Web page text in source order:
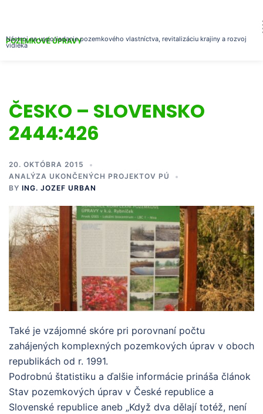
POZEMKOVÉ ÚPRAVY
Nástroj na usporiadanie pozemkového vlastníctva, revitalizáciu krajiny a rozvoj
vidieka
ČESKO – SLOVENSKO
2444:426
20. OKTÓBRA 2015
ANALÝZA UKONČENÝCH PROJEKTOV PÚ
BY ING. JOZEF URBAN
Také je vzájomné skóre pri porovnaní počtu
zahájených komplexných pozemkových úprav v oboch
republikách od r. 1991.
Podrobnú štatistiku a ďalšie informácie prináša článok
Stav pozemkových úprav v České republice a
Slovenské republice aneb „Když dva dělají totéž, není